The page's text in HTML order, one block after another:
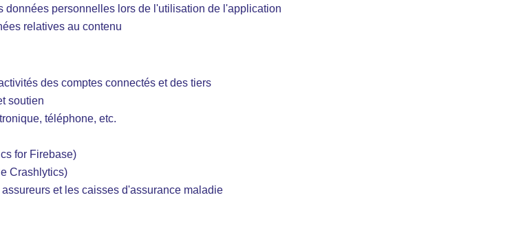
données personnelles lors de l'utilisation de l'application
relatives au contenu
des comptes connectés et des tiers
soutien
téléphone, etc.
for Firebase)
Crashlytics)
et les caisses d'assurance maladie